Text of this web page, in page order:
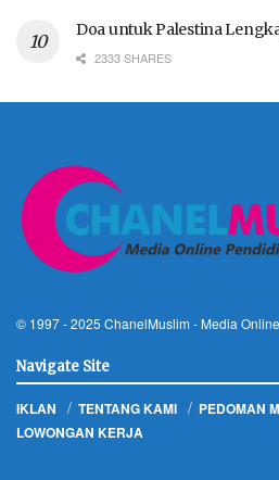
Doa untuk Palestina
2333 SHARES
© 1997 - 2025 ChanelMuslim - Media
Navigate Site
IKLAN TENTANG KAMI PEDOMAN
LOWONGAN KERJA